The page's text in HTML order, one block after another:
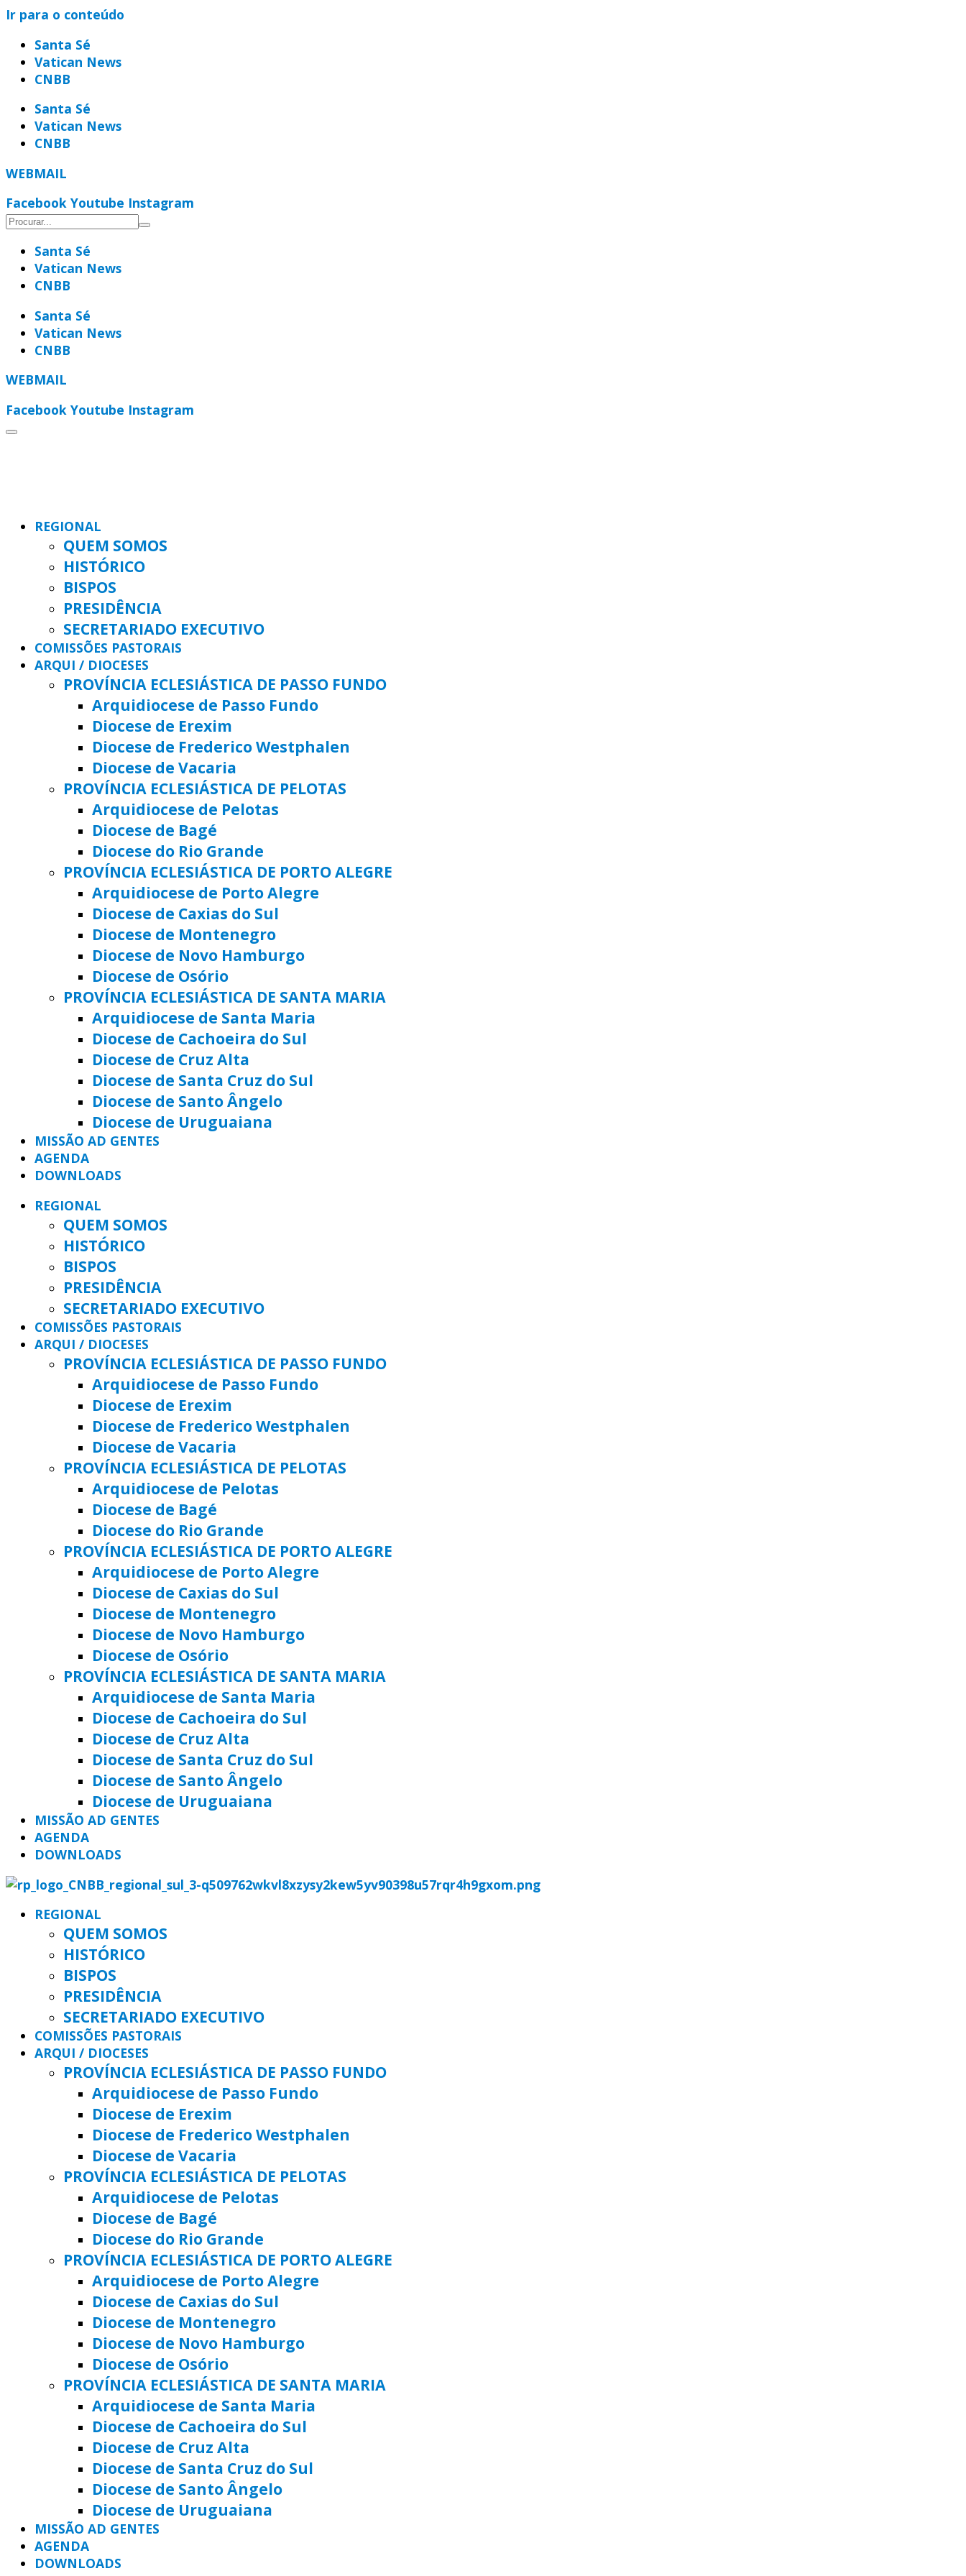
Ir para o conteúdo
Santa Sé
Vatican News
CNBB
Santa Sé
Vatican News
CNBB
WEBMAIL
Facebook Youtube Instagram
Santa Sé
Vatican News
CNBB
Santa Sé
Vatican News
CNBB
WEBMAIL
Facebook Youtube Instagram
REGIONAL
QUEM SOMOS
HISTÓRICO
BISPOS
PRESIDÊNCIA
SECRETARIADO EXECUTIVO
COMISSÕES PASTORAIS
ARQUI / DIOCESES
PROVÍNCIA ECLESIÁSTICA DE PASSO FUNDO
Arquidiocese de Passo Fundo
Diocese de Erexim
Diocese de Frederico Westphalen
Diocese de Vacaria
PROVÍNCIA ECLESIÁSTICA DE PELOTAS
Arquidiocese de Pelotas
Diocese de Bagé
Diocese do Rio Grande
PROVÍNCIA ECLESIÁSTICA DE PORTO ALEGRE
Arquidiocese de Porto Alegre
Diocese de Caxias do Sul
Diocese de Montenegro
Diocese de Novo Hamburgo
Diocese de Osório
PROVÍNCIA ECLESIÁSTICA DE SANTA MARIA
Arquidiocese de Santa Maria
Diocese de Cachoeira do Sul
Diocese de Cruz Alta
Diocese de Santa Cruz do Sul
Diocese de Santo Ângelo
Diocese de Uruguaiana
MISSÃO AD GENTES
AGENDA
DOWNLOADS
REGIONAL
QUEM SOMOS
HISTÓRICO
BISPOS
PRESIDÊNCIA
SECRETARIADO EXECUTIVO
COMISSÕES PASTORAIS
ARQUI / DIOCESES
PROVÍNCIA ECLESIÁSTICA DE PASSO FUNDO
Arquidiocese de Passo Fundo
Diocese de Erexim
Diocese de Frederico Westphalen
Diocese de Vacaria
PROVÍNCIA ECLESIÁSTICA DE PELOTAS
Arquidiocese de Pelotas
Diocese de Bagé
Diocese do Rio Grande
PROVÍNCIA ECLESIÁSTICA DE PORTO ALEGRE
Arquidiocese de Porto Alegre
Diocese de Caxias do Sul
Diocese de Montenegro
Diocese de Novo Hamburgo
Diocese de Osório
PROVÍNCIA ECLESIÁSTICA DE SANTA MARIA
Arquidiocese de Santa Maria
Diocese de Cachoeira do Sul
Diocese de Cruz Alta
Diocese de Santa Cruz do Sul
Diocese de Santo Ângelo
Diocese de Uruguaiana
MISSÃO AD GENTES
AGENDA
DOWNLOADS
REGIONAL
QUEM SOMOS
HISTÓRICO
BISPOS
PRESIDÊNCIA
SECRETARIADO EXECUTIVO
COMISSÕES PASTORAIS
ARQUI / DIOCESES
PROVÍNCIA ECLESIÁSTICA DE PASSO FUNDO
Arquidiocese de Passo Fundo
Diocese de Erexim
Diocese de Frederico Westphalen
Diocese de Vacaria
PROVÍNCIA ECLESIÁSTICA DE PELOTAS
Arquidiocese de Pelotas
Diocese de Bagé
Diocese do Rio Grande
PROVÍNCIA ECLESIÁSTICA DE PORTO ALEGRE
Arquidiocese de Porto Alegre
Diocese de Caxias do Sul
Diocese de Montenegro
Diocese de Novo Hamburgo
Diocese de Osório
PROVÍNCIA ECLESIÁSTICA DE SANTA MARIA
Arquidiocese de Santa Maria
Diocese de Cachoeira do Sul
Diocese de Cruz Alta
Diocese de Santa Cruz do Sul
Diocese de Santo Ângelo
Diocese de Uruguaiana
MISSÃO AD GENTES
AGENDA
DOWNLOADS